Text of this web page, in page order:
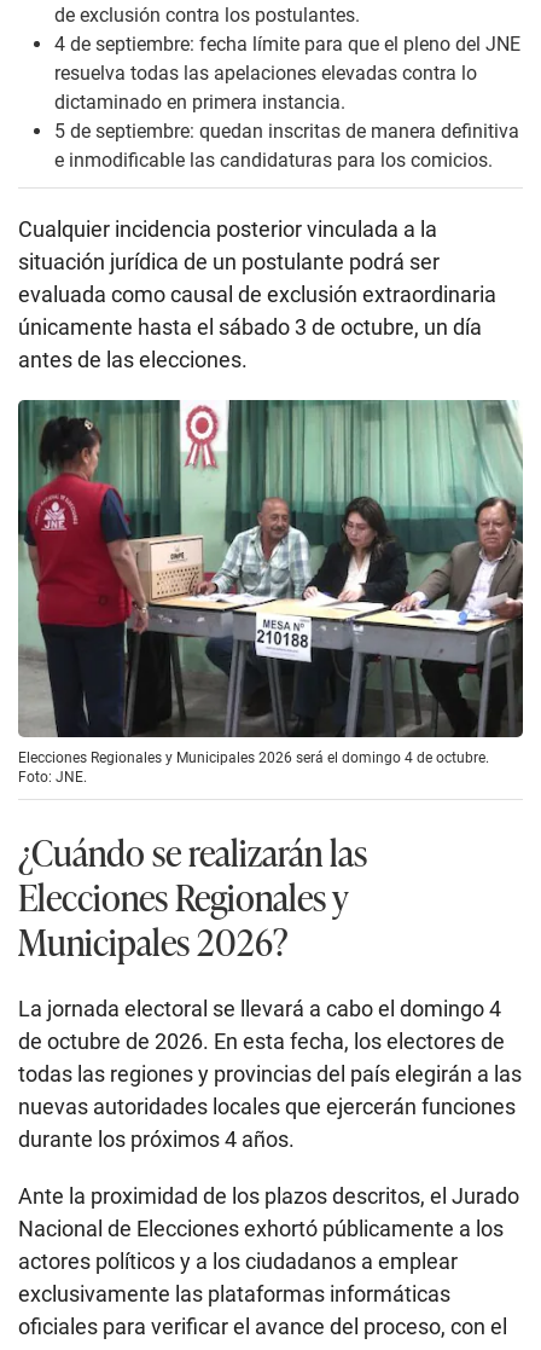
de exclusión contra los postulantes.
4 de septiembre: fecha límite para que el pleno del JNE
resuelva todas las apelaciones elevadas contra lo
dictaminado en primera instancia.
5 de septiembre: quedan inscritas de manera definitiva
e inmodificable las candidaturas para los comicios.
Cualquier incidencia posterior vinculada a la
situación jurídica de un postulante podrá ser
evaluada como causal de exclusión extraordinaria
únicamente hasta el sábado 3 de octubre, un día
antes de las elecciones.
Elecciones Regionales y Municipales 2026 será el domingo 4 de octubre.
Foto: JNE.
¿Cuándo se realizarán las
Elecciones Regionales y
Municipales 2026?
La jornada electoral se llevará a cabo el domingo 4
de octubre de 2026. En esta fecha, los electores de
todas las regiones y provincias del país elegirán a las
nuevas autoridades locales que ejercerán funciones
durante los próximos 4 años.
Ante la proximidad de los plazos descritos, el Jurado
Nacional de Elecciones exhortó públicamente a los
actores políticos y a los ciudadanos a emplear
exclusivamente las plataformas informáticas
oficiales para verificar el avance del proceso, con el